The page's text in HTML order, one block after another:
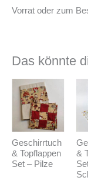
Vorrat oder zum
Das könnte
Geschirrtuch
& Topflappen
Set – Pilze
&